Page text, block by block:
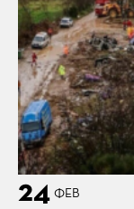
24 ΦΕΒ